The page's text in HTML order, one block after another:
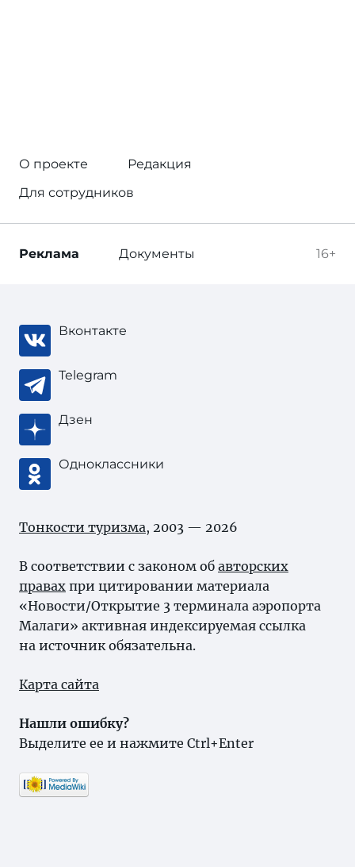
О проекте
Редакция
Для сотрудников
16+
Реклама Документы
Вконтакте
Telegram
Дзен
Одноклассники
Тонкости туризма, 2003 — 2026
В соответствии с законом об авторских
правах при цитировании материала
«Новости/Открытие 3 терминала аэропорта
Малаги» активная индексируемая ссылка
на источник обязательна.
Карта сайта
Нашли ошибку?
Выделите ее и нажмите Ctrl+Enter